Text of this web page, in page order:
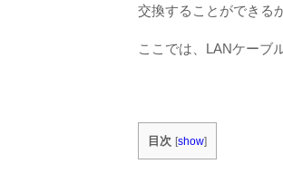
交換することができる
ここでは、LANケーブ
目次 [show]